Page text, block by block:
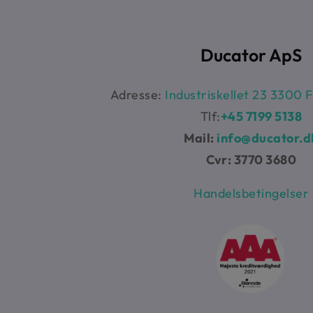
Ducator ApS
Adresse: Industriskellet 23 3300
Tlf:+45 7199 5138
Mail:
Cvr: 3770 3680
Handelsbetingelser